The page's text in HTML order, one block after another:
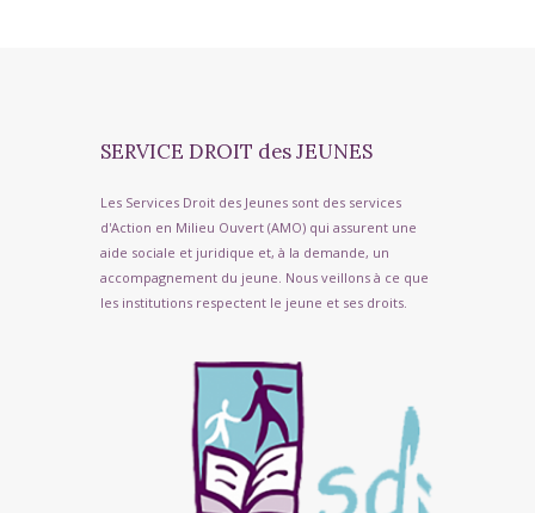
SERVICE DROIT des JEUNES
Les Services Droit des Jeunes sont des services
d'Action en Milieu Ouvert (AMO) qui assurent une
aide sociale et juridique et, à la demande, un
accompagnement du jeune. Nous veillons à ce que
les institutions respectent le jeune et ses droits.